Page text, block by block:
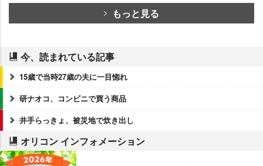
もっと見る
今、読まれている記事
15歳で当時27歳の夫に一目惚れ
研ナオコ、コンビニで買う商品
井手らっきょ、被災地で炊き出し
オリコン インフォメーション